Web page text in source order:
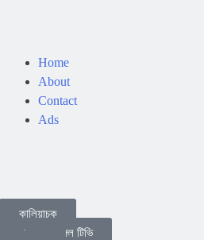
Home
About
Contact
Ads
Admin
মালদা
দক্ষিণবঙ্গ
মধ্যবঙ্গ
উত্তরবঙ্গ
জেলার-
রাজ্য
দেশ-
অন্যান্য
কালিয়াচক
ডিজিটাল বেঙ্গল টিভি